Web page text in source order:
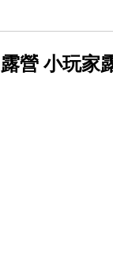
營 小玩家